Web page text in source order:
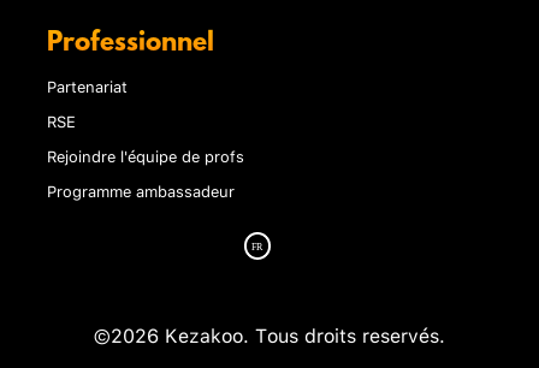
Professionnel
Partenariat
RSE
Rejoindre l'équipe de profs
Programme ambassadeur
©2026 Kezakoo. Tous droits reservés.